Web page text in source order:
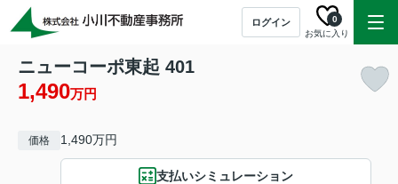
ログイン
お気に入り
0
ニューコーポ東起 401
1,490万円
価格 1,490万円
支払いシミュレーション